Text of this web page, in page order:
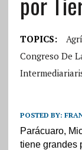
TOPICS:
Congreso De
POSTED BY:
Parácuaro,
tiene grandes